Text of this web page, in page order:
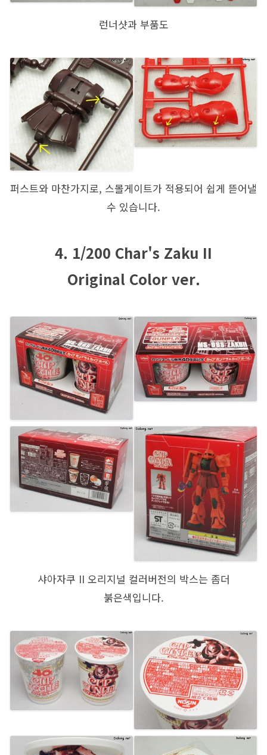
런너샷과 부품도
퍼스트와 마찬가지로, 스몰게이트가 적용되어 쉽게 뜯어낼
수 있습니다.
4. 1/200 Char's Zaku II
Original Color ver.
샤아자쿠 II 오리지널 컬러버전의 박스는 좀더
붉은색입니다.